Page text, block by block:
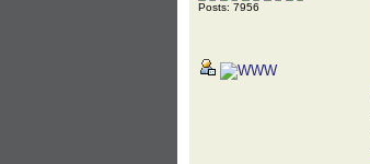
Posts: 7956